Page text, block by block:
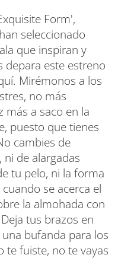
Form',
seleccionado
que inspiran y
depara este estreno
Mirémonos a los
no más
más a saco en la
puesto que tienes
cambies de
ni de alargadas
tu pelo, ni la forma
se acerca el
la almohada con
tus brazos en
bufanda para los
te fuiste, no te vayas